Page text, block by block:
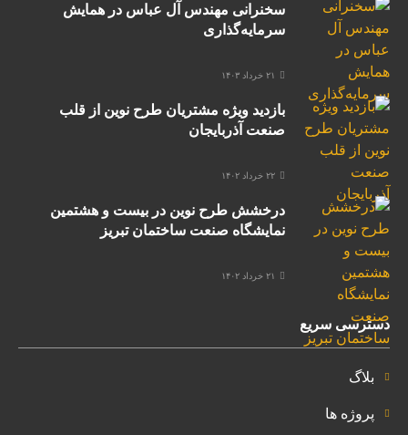
سخنرانی مهندس آل عباس در همایش
سرمایه‌گذاری
۲۱ خرداد ۱۴۰۳
بازدید ویژه مشتریان طرح نوین از قلب
صنعت آذربایجان
۲۲ خرداد ۱۴۰۲
درخشش طرح نوین در بیست و هشتمین
نمایشگاه صنعت ساختمان تبریز
۲۱ خرداد ۱۴۰۲
دسترسی سریع
بلاگ
پروژه ها